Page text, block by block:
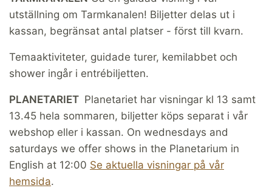
utställning om Tarmkanalen! Biljetter delas ut i
kassan, begränsat antal platser - först till kvarn.
Temaaktiviteter, guidade turer, kemilabbet och
shower ingår i entrébiljetten.
PLANETARIET Planetariet har visningar kl 13 samt
13.45 hela sommaren, biljetter köps separat i vår
webshop eller i kassan. On wednesdays and
saturdays we offer shows in the Planetarium in
English at 12:00 Se aktuella visningar på vår
hemsida.